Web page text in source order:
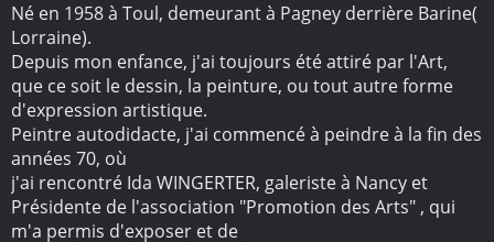
Né en 1958 à Toul, demeurant à Pagney derrière Barine(
Lorraine).
Depuis mon enfance, j'ai toujours été attiré par l'Art,
que ce soit le dessin, la peinture, ou tout autre forme
d'expression artistique.
Peintre autodidacte, j'ai commencé à peindre à la fin des
années 70, où
j'ai rencontré Ida WINGERTER, galeriste à Nancy et
Présidente de l'association "Promotion des Arts" , qui
m'a permis d'exposer et de